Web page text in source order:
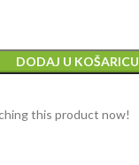
DODAJ U KOŠARICU
this product now!